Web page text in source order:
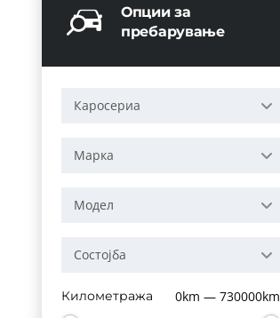
Опции за
пребарување
Каросериа
Марка
Модел
Состојба
Километража 0km — 730000km